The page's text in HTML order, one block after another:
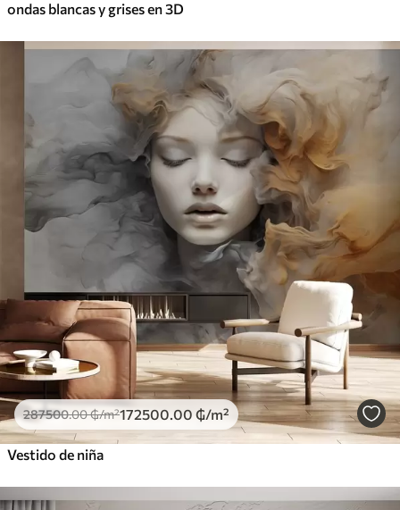
ondas blancas y grises en 3D
287500.00₲/m²172500 .00 ₲/m²
Vestido de niña